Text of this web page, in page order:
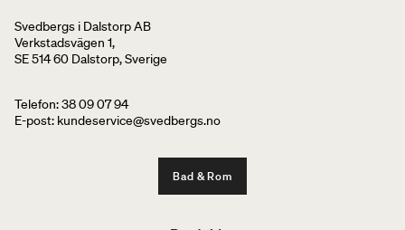
Svedbergs i Dalstorp AB
Verkstadsvägen 1,
SE 514 60 Dalstorp, Sverige
Telefon: 38 09 07 94
E-post: kundeservice@svedbergs.no
Bad & Rom